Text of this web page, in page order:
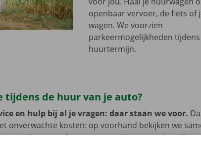
openbaar vervoer, de fiets of
wagen. We voorzien
parkeermogelijkheden
huurtermijn.
tijdens de huur van je auto?
en hulp bij al je vragen: daar staan we voor.
onverwachte kosten: op voorhand bekijken we
voertuig en overlopen we onze transparante